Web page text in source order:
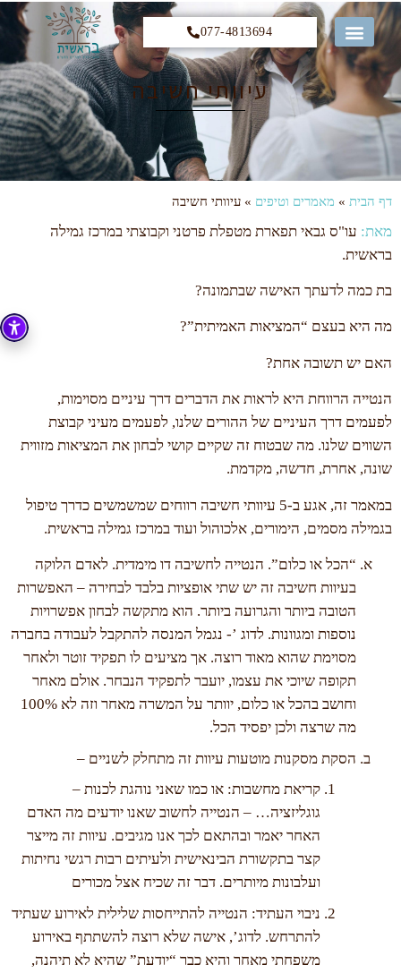
077-4813694
עיוותי חשיבה
דף הבית » מאמרים וטיפים » עיוותי חשיבה
מאת: עו"ס גבאי תפארת מטפלת פרטני וקבוצתי במרכז גמילה
בראשית.
בת כמה לדעתך האישה שבתמונה?
מה היא בעצם “המציאות האמיתית”?
האם יש תשובה אחת?
הנטייה הרווחת היא לראות את הדברים דרך עיניים מסוימות,
לפעמים דרך העיניים של ההורים שלנו, לפעמים מעיני קבוצת
השווים שלנו. מה שבטוח זה שקיים קושי לבחון את המציאות מזווית
שונה, אחרת, חדשה, מקדמת.
במאמר זה, אגע ב-5 עיוותי חשיבה רווחים שמשמשים כדרך טיפול
בגמילה מסמים, הימורים, אלכוהול ועוד במרכז גמילה בראשית.
“הכל או כלום”. הנטייה לחשיבה דו מימדית. לאדם הלוקה
בעיוות חשיבה זה יש שתי אופציות בלבד לבחירה – האפשרות
הטובה ביותר והגרועה ביותר. הוא מתקשה לבחון אפשרויות
נוספות ומגוונות. לדוג ’- נגמל המנסה להתקבל לעבודה בחברה
מסוימת שהוא מאוד רוצה. אך מציעים לו תפקיד זוטר ולאחר
תקופה שיוכי את עצמו, יועבר לתפקיד הנבחר. אולם מאחר
וחושב בהכל או כלום, יוותר על המשרה מאחר וזה לא 100%
מה שרצה ולכן יפסיד הכל.
הסקת מסקנות מוטעות עיוות זה מתחלק לשניים –
קריאת מחשבות: או כמו שאני נוהגת לכנות –
גוגליזציה… – הנטייה לחשוב שאנו יודעים מה האדם
האחר יאמר ובהתאם לכך אנו מגיבים. עיוות זה מייצר
קצר בתקשורת הבינאישית ולעיתים רבות רגשי נחיתות
ועלבונות מיותרים. דבר זה שכיח אצל מכורים
ניבוי העתיד: הנטייה להתייחסות שלילית לאירוע שעתיד
להתרחש. לדוג’, אישה שלא רוצה להשתתף באירוע
משפחתי מאחר והיא כבר “יודעת” שהיא לא תיהנה,